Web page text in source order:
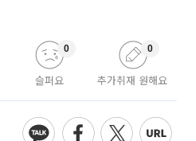
슬퍼요
0
추가취재 원해요
0